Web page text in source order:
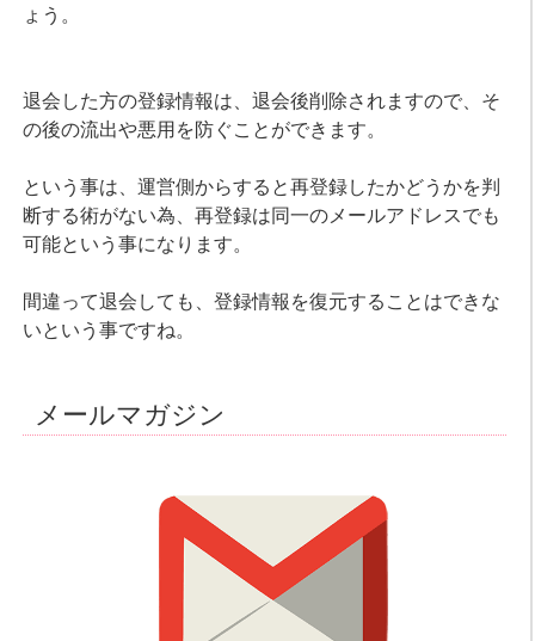
ょう。
退会した方の登録情報は、退会後削除されますので、そ
の後の流出や悪用を防ぐことができます。
という事は、運営側からすると再登録したかどうかを判
断する術がない為、再登録は同一のメールアドレスでも
可能という事になります。
間違って退会しても、登録情報を復元することはできな
いという事ですね。
メールマガジン